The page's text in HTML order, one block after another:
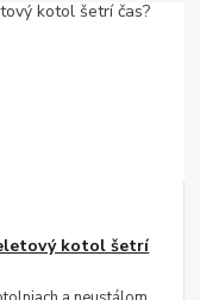
kotol šetrí